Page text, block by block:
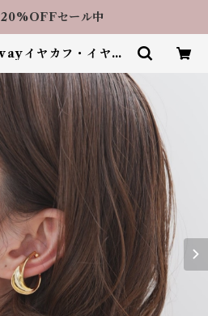
セール中
イヤカフ・イヤリ
クセサリーショップ
神店（RIN.福岡天神
店）